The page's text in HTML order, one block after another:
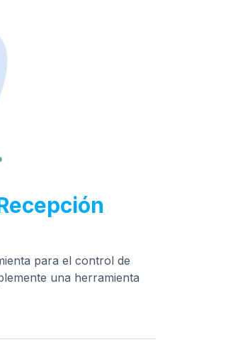
para el control de
una herramienta